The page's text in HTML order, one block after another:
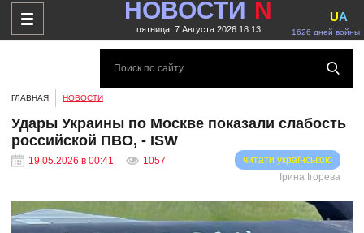
НОВОСТИ N
пятница, 7 Августа 2026 18:13 1626 дней войны
UA
ГЛАВНАЯ НОВОСТИ
Удары Украины по Москве показали слабость
российской ПВО, - ISW
19.05.2026 в 00:41 1057
читати українською
Ірина Ігорева